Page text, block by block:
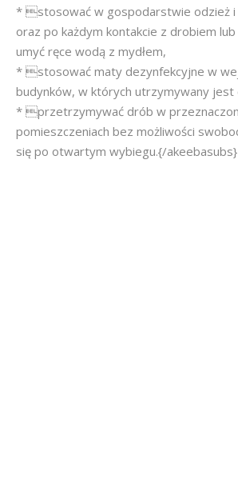
* stosować w gospodarstwie odzież i
oraz po każdym kontakcie z drobiem
umyć ręce wodą z mydłem,
* stosować maty dezynfekcyjne w
budynków, w których utrzymywany jest
* przetrzymywać drób w
pomieszczeniach bez możliwości
się po otwartym wybiegu.{/akeebasubs}